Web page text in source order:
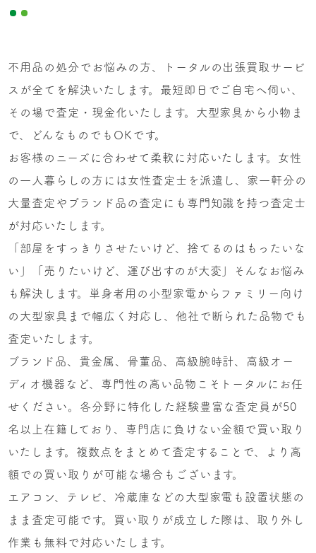
不用品の処分でお悩みの方、トータルの出張買取サービ
スが全てを解決いたします。最短即日でご自宅へ伺い、
その場で査定・現金化いたします。大型家具から小物ま
で、どんなものでもOKです。
お客様のニーズに合わせて柔軟に対応いたします。女性
の一人暮らしの方には女性査定士を派遣し、家一軒分の
大量査定やブランド品の査定にも専門知識を持つ査定士
が対応いたします。
「部屋をすっきりさせたいけど、捨てるのはもったいな
い」「売りたいけど、運び出すのが大変」そんなお悩み
も解決します。単身者用の小型家電からファミリー向け
の大型家具まで幅広く対応し、他社で断られた品物でも
査定いたします。
ブランド品、貴金属、骨董品、高級腕時計、高級オー
ディオ機器など、専門性の高い品物こそトータルにお任
せください。各分野に特化した経験豊富な査定員が50
名以上在籍しており、専門店に負けない金額で買い取り
いたします。複数点をまとめて査定することで、より高
額での買い取りが可能な場合もございます。
エアコン、テレビ、冷蔵庫などの大型家電も設置状態の
まま査定可能です。買い取りが成立した際は、取り外し
作業も無料で対応いたします。